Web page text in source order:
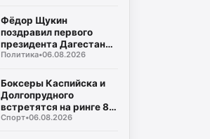
Фёдор Щукин
поздравил первого
президента Дагестана
Муху Алиева с днём
Политика•06.08.2026
Боксеры Каспийска и
Долгопрудного
встретятся на ринге 8
августа
Спорт•06.08.2026